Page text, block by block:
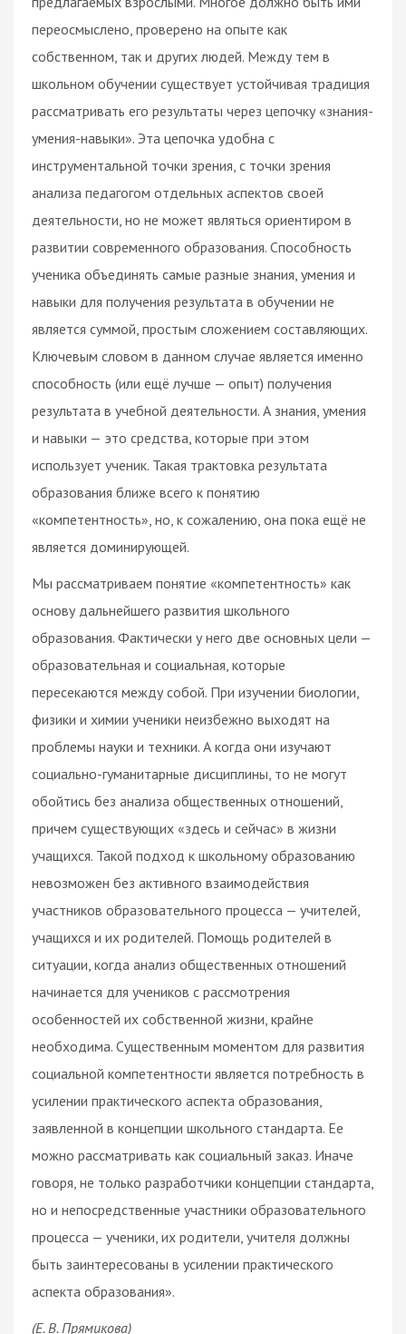
переосмыслено, проверено на опыте как
собственном, так и других людей. Между тем в
школьном обучении существует устойчивая традиция
рассматривать его результаты через цепочку «знания-
умения-навыки». Эта цепочка удобна с
инструментальной точки зрения, с точки зрения
анализа педагогом отдельных аспектов своей
деятельности, но не может являться ориентиром в
развитии современного образования. Способность
ученика объединять самые разные знания, умения и
навыки для получения результата в обучении не
является суммой, простым сложением составляющих.
Ключевым словом в данном случае является именно
способность (или ещё лучше — опыт) получения
результата в учебной деятельности. А знания, умения
и навыки — это средства, которые при этом
использует ученик. Такая трактовка результата
образования ближе всего к понятию
«компетентность», но, к сожалению, она пока ещё не
является доминирующей.
Мы рассматриваем понятие «компетентность» как
основу дальнейшего развития школьного
образования. Фактически у него две основных цели —
образовательная и социальная, которые
пересекаются между собой. При изучении биологии,
физики и химии ученики неизбежно выходят на
проблемы науки и техники. А когда они изучают
социально-гуманитарные дисциплины, то не могут
обойтись без анализа общественных отношений,
причем существующих «здесь и сейчас» в жизни
учащихся. Такой подход к школьному образованию
невозможен без активного взаимодействия
участников образовательного процесса — учителей,
учащихся и их родителей. Помощь родителей в
ситуации, когда анализ общественных отношений
начинается для учеников с рассмотрения
особенностей их собственной жизни, крайне
необходима. Существенным моментом для развития
социальной компетентности является потребность в
усилении практического аспекта образования,
заявленной в концепции школьного стандарта. Ее
можно рассматривать как социальный заказ. Иначе
говоря, не только разработчики концепции стандарта,
но и непосредственные участники образовательного
процесса — ученики, их родители, учителя должны
быть заинтересованы в усилении практического
аспекта образования».
(Е. В. Прямикова)